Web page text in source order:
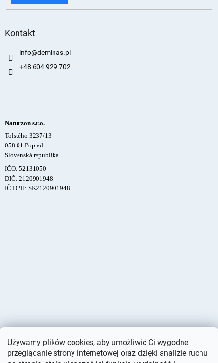
Używamy plików cookies, aby umożliwić Ci wygodne
przeglądanie strony internetowej oraz dzięki analizie ruchu
Kontakt
info@deminas.pl
+48 604 929 702
Naturzon s.r.o.
Tolstého 3237/13
058 01 Poprad
Slovenská republika
IČO: 52131050
DIČ: 2120901948
IČ DPH: SK2120901948